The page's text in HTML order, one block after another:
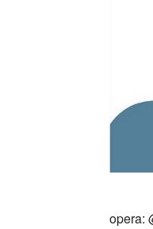
opera: